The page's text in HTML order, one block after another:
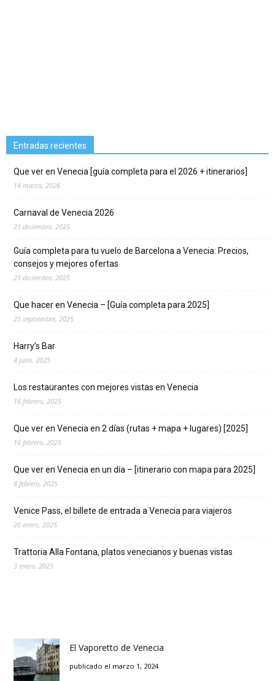
Entradas recientes
Que ver en Venecia [guía completa para el 2026 + itinerarios]
14 marzo, 2026
Carnaval de Venecia 2026
21 diciembre, 2025
Guía completa para tu vuelo de Barcelona a Venecia: Precios,
consejos y mejores ofertas
21 diciembre, 2025
Que hacer en Venecia – [Guía completa para 2025]
25 septiembre, 2025
Harry’s Bar
4 julio, 2025
Los restaurantes con mejores vistas en Venecia
16 febrero, 2025
Que ver en Venecia en 2 días (rutas + mapa + lugares) [2025]
16 febrero, 2025
Que ver en Venecia en un día – [itinerario con mapa para 2025]
8 febrero, 2025
Venice Pass, el billete de entrada a Venecia para viajeros
20 enero, 2025
Trattoria Alla Fontana, platos venecianos y buenas vistas
3 enero, 2025
El Vaporetto de Venecia
publicado el marzo 1, 2024